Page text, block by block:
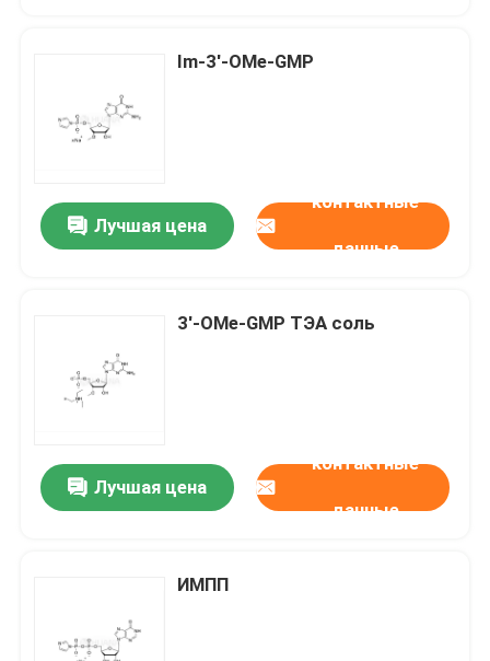
Продукты
О нас
Проверка качества
Новости
Фосфорамидиты
Im-3'-OMe-GMP
Лучшая цена
контактные
данные
3'-OMe-GMP ТЭА соль
Лучшая цена
контактные
данные
ИМПП